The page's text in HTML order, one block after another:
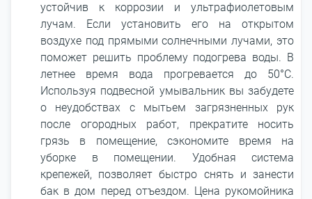
устойчив к коррозии и ультрафиолетовым
лучам. Если установить его на открытом
воздухе под прямыми солнечными лучами, это
поможет решить проблему подогрева воды. В
летнее время вода прогревается до 50°С.
Используя подвесной умывальник вы забудете
о неудобствах с мытьем загрязненных рук
после огородных работ, прекратите носить
грязь в помещение, сэкономите время на
уборке в помещении. Удобная система
крепежей, позволяет быстро снять и занести
бак в дом перед отъездом. Цена рукомойника